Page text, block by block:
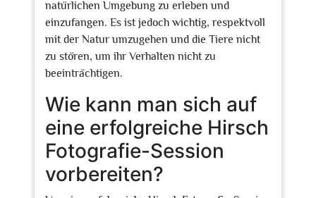
natürlichen Umgebung zu erleben und
einzufangen. Es ist jedoch wichtig, respektvoll
mit der Natur umzugehen und die Tiere nicht
zu stören, um ihr Verhalten nicht zu
beeinträchtigen.
Wie kann man sich auf
eine erfolgreiche Hirsch
Fotografie-Session
vorbereiten?